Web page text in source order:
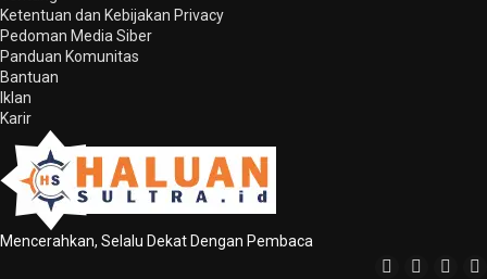
Ketentuan dan Kebijakan Privacy
Pedoman Media Siber
Panduan Komunitas
Bantuan
Iklan
Karir
Mencerahkan, Selalu Dekat Dengan Pembaca